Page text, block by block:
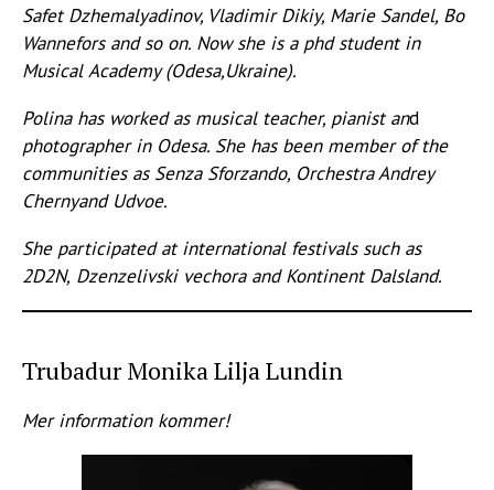
Safet Dzhemalyadinov, Vladimir Dikiy, Marie Sandel, Bo
Wannefors and so on. Now she is a phd student in
Musical Academy (Odesa,Ukraine).
Polina has worked as musical teacher, pianist and
photographer in Odesa. She has been member of the
communities as Senza Sforzando, Orchestra Andrey
Chernyand Udvoe.
She participated at international festivals such as
2D2N, Dzenzelivski vechora and Kontinent Dalsland.
Trubadur Monika Lilja Lundin
Mer information kommer!